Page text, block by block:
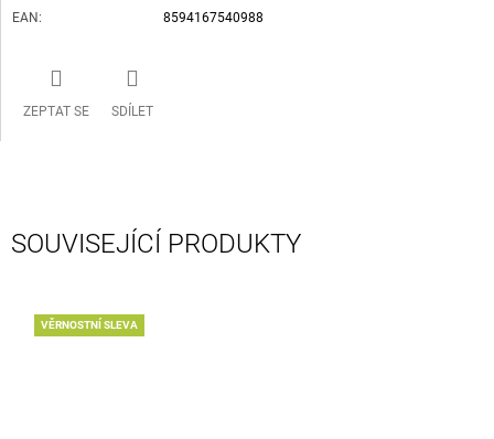
EAN : 8594167540988
ZEPTAT SE SDÍLET
SOUVISEJÍCÍ PRODUKTY
VĚRNOSTNÍ SLEVA